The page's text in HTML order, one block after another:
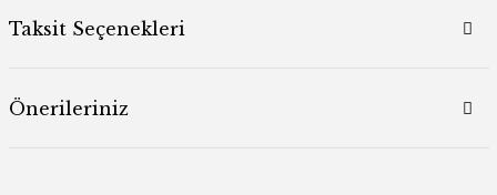
Taksit Seçenekleri
Önerileriniz